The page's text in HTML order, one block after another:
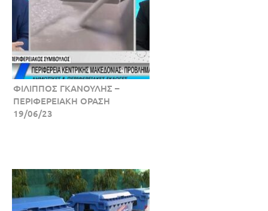
ΦΙΛΙΠΠΟΣ ΓΚΑΝΟΥΛΗΣ –
ΠΕΡΙΦΕΡΕΙΑΚΗ ΟΡΑΣΗ
19/06/23